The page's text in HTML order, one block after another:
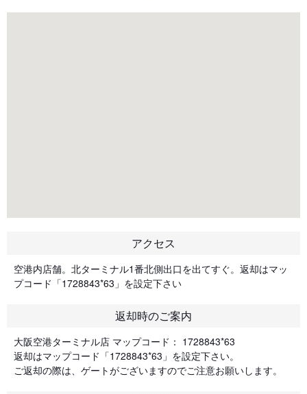
アクセス
空港内店舗。北ターミナル1番北側出口を出てすぐ。返却はマッ
プコード「1728843*63」を設定下さい
返却時のご案内
大阪空港ターミナル店 マップコード： 1728843*63
返却はマップコード「1728843*63」を設定下さい。
ご返却の際は、ゲートがございますのでご注意お願いします。